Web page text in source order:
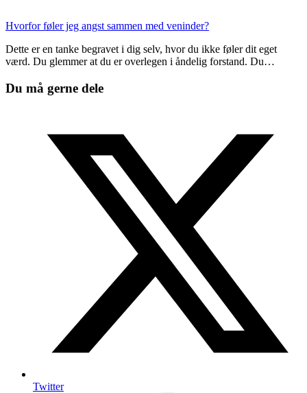
Hvorfor føler jeg angst sammen med veninder?
Dette er en tanke begravet i dig selv, hvor du ikke føler dit eget
værd. Du glemmer at du er overlegen i åndelig forstand. Du…
Du må gerne dele
Twitter